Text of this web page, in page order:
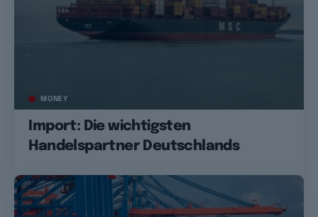
MONEY
Import: Die wichtigsten
Handelspartner Deutschlands